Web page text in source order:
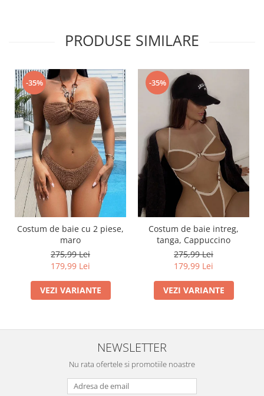
PRODUSE SIMILARE
-35%
Costum de baie cu 2 piese,
maro
275,99 Lei
179,99 Lei
VEZI VARIANTE
-35%
Costum de baie intreg,
tanga, Cappuccino
275,99 Lei
179,99 Lei
VEZI VARIANTE
NEWSLETTER
Nu rata ofertele si promotiile noastre